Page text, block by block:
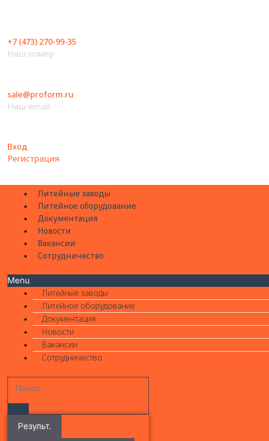
+7 (473) 270-99-35
Наш номер
sale@proform.ru
Наш email
Вход
Регистрация
Литейные заводы
Литейное оборудование
Документация
Новости
Вакансии
Сотрудничество
Menu
Литейные заводы
Литейное оборудование
Документация
Новости
Вакансии
Сотрудничество
Результ.